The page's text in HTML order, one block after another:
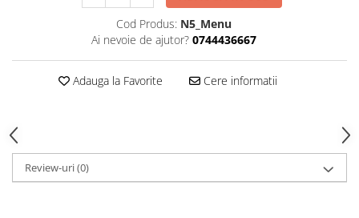
Valentine's Day
Cod Produs: N5_Menu
Ai nevoie de ajutor? 0744436667
Adauga la Favorite Cere informatii
Review-uri(0)